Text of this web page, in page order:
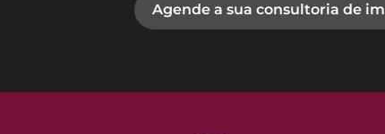
Agende a sua consultoria de